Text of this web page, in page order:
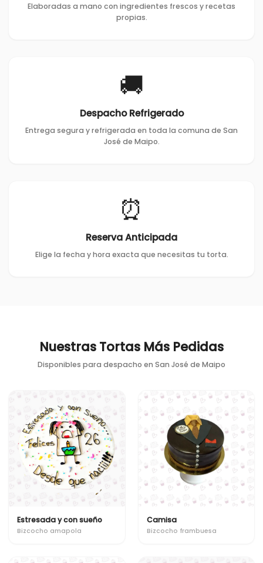
Elaboradas a mano con ingredientes frescos y recetas
propias.
🚚
Despacho Refrigerado
Entrega segura y refrigerada en toda la comuna de San
José de Maipo.
⏰
Reserva Anticipada
Elige la fecha y hora exacta que necesitas tu torta.
Nuestras Tortas Más Pedidas
Disponibles para despacho en San José de Maipo
Estresada y con sueño
Bizcocho amapola
Camisa
Bizcocho frambuesa